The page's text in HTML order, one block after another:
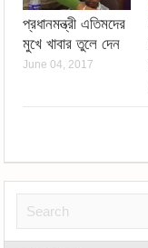
প্রধানমন্ত্রী এতিমদের
মুখে খাবার তুলে দেন
June 04, 2017